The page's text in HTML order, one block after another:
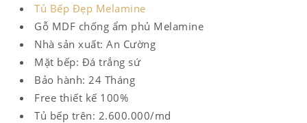
Tủ Bếp Đẹp Melamine
Gỗ MDF chống ẩm phủ Melamine
Nhà sản xuất: An Cường
Mặt bếp: Đá trắng sứ
Bảo hành: 24 Tháng
Free thiết kế 100%
Tủ bếp trên: 2.600.000/md